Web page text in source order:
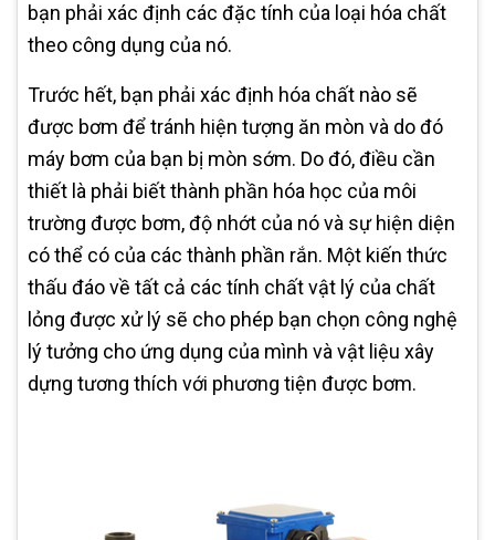
bạn phải xác định các đặc tính của loại hóa chất
theo công dụng của nó.
Trước hết, bạn phải xác định hóa chất nào sẽ
được bơm để tránh hiện tượng ăn mòn và do đó
máy bơm của bạn bị mòn sớm. Do đó, điều cần
thiết là phải biết thành phần hóa học của môi
trường được bơm, độ nhớt của nó và sự hiện diện
có thể có của các thành phần rắn. Một kiến ​​thức
thấu đáo về tất cả các tính chất vật lý của chất
lỏng được xử lý sẽ cho phép bạn chọn công nghệ
lý tưởng cho ứng dụng của mình và vật liệu xây
dựng tương thích với phương tiện được bơm.